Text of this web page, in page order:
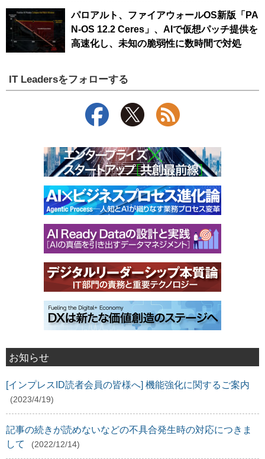
パロアルト、ファイアウォールOS新版「PA
N-OS 12.2 Ceres」、AIで仮想パッチ提供を
高速化し、未知の脆弱性に数時間で対処
IT Leadersをフォローする
お知らせ
[インプレスID読者会員の皆様へ] 機能強化に関するご案内
(2023/4/19)
記事の続きが読めないなどの不具合発生時の対応につきま
して
(2022/12/14)